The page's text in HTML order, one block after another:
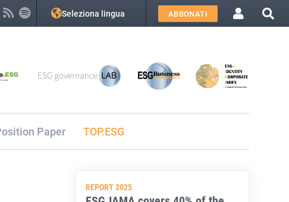
Seleziona lingua ABBONATI
Paper TOP.ESG
REPORT 2025